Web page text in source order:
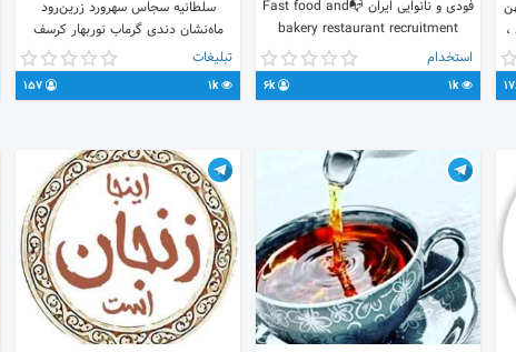
فودی و نانوایی ایران 📭Fast food and
bakery restaurant recruitment
center in Iran کانال خریدوفروش
تجهیزات رستورانی و...↪ @vasayelekar
راهنمای جستجو:⬇️
استخدام
1k
6k
سلطانیه سجاس سهرورد زرین‌رود
ماه‌نشان دندی گرماب نوربهار کرسف
زرین‌آباد ارمغانخانه چورزق حلب نیک‌پی
تبلیغات
1k
157